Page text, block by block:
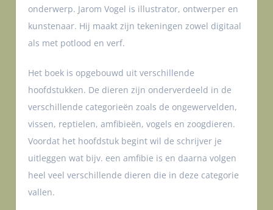
onderwerp. Jarom Vogel is illustrator, ontwerper en
kunstenaar. Hij maakt zijn tekeningen zowel digitaal
als met potlood en verf.
Het boek is opgebouwd uit verschillende
hoofdstukken. De dieren zijn onderverdeeld in de
verschillende categorieën zoals de ongewervelden,
vissen, reptielen, amfibieën, vogels en zoogdieren.
Voordat het hoofdstuk begint wil de schrijver je
uitleggen wat bijv. een amfibie is en daarna volgen
heel veel verschillende dieren die in deze categorie
vallen.